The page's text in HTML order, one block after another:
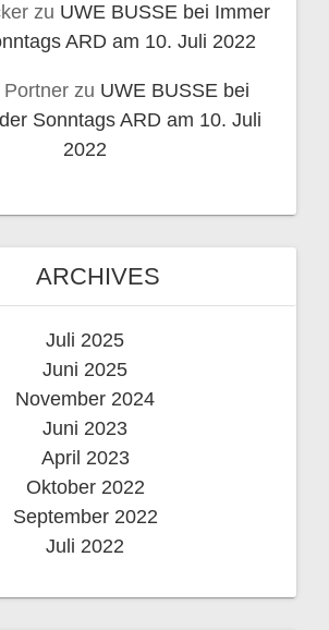
zu UWE BUSSE bei Immer
ARD am 10. Juli 2022
zu UWE BUSSE bei
Sonntags ARD am 10. Juli
2022
ARCHIVES
Juli 2025
Juni 2025
November 2024
Juni 2023
April 2023
Oktober 2022
September 2022
Juli 2022